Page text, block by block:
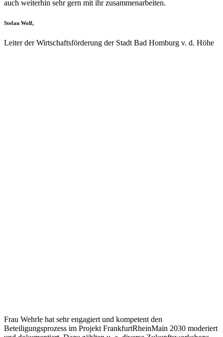
auch weiterhin sehr gern mit ihr zusammenarbeiten.
Stefan Wolf,
Leiter der Wirtschaftsförderung der Stadt Bad Homburg v. d. Höhe
Frau Wehrle hat sehr engagiert und kompetent den
Beteiligungsprozess im Projekt FrankfurtRheinMain 2030 moderiert